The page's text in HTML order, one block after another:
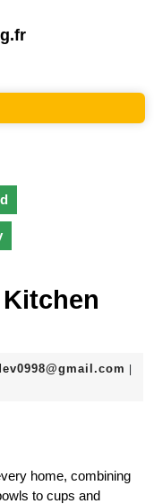
home, combining
to cups and